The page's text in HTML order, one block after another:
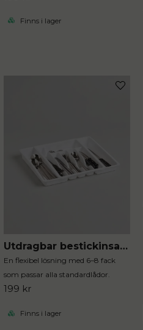
Finns i lager
Utdragbar bestickinsats i vit plast
En flexibel lösning med 6–8 fack
som passar alla standardlådor.
199 kr
Finns i lager